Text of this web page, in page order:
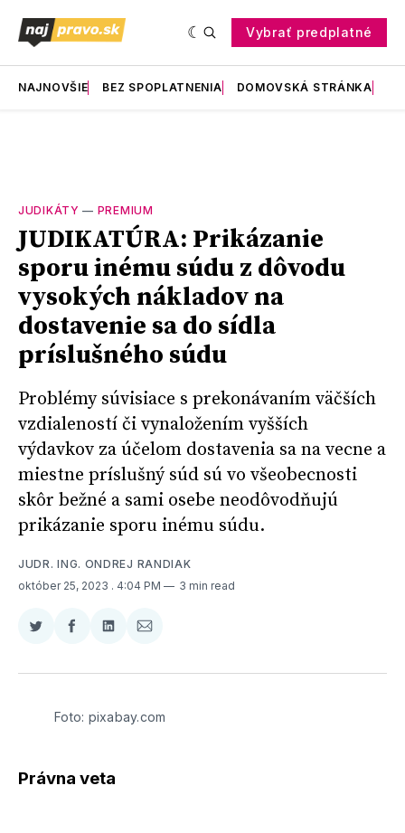
Vybrať predplatné
NAJNOVŠIE BEZ SPOPLATNENIA DOMOVSKÁ STRÁNKA
JUDIKÁTY — PREMIUM
JUDIKATÚRA: Prikázanie
sporu inému súdu z dôvodu
vysokých nákladov na
dostavenie sa do sídla
príslušného súdu
Problémy súvisiace s prekonávaním väčších
vzdialeností či vynaložením vyšších
výdavkov za účelom dostavenia sa na vecne a
miestne príslušný súd sú vo všeobecnosti
skôr bežné a sami osebe neodôvodňujú
prikázanie sporu inému súdu.
JUDR. ING. ONDREJ RANDIAK
október 25, 2023 . 4:04 PM 3 min read
Zdieľať
Twitter
Zdieľať
Facebooku
Zdieľať
LinkedIne
Zdieľať
E-
Foto: pixabay.com
Právna veta